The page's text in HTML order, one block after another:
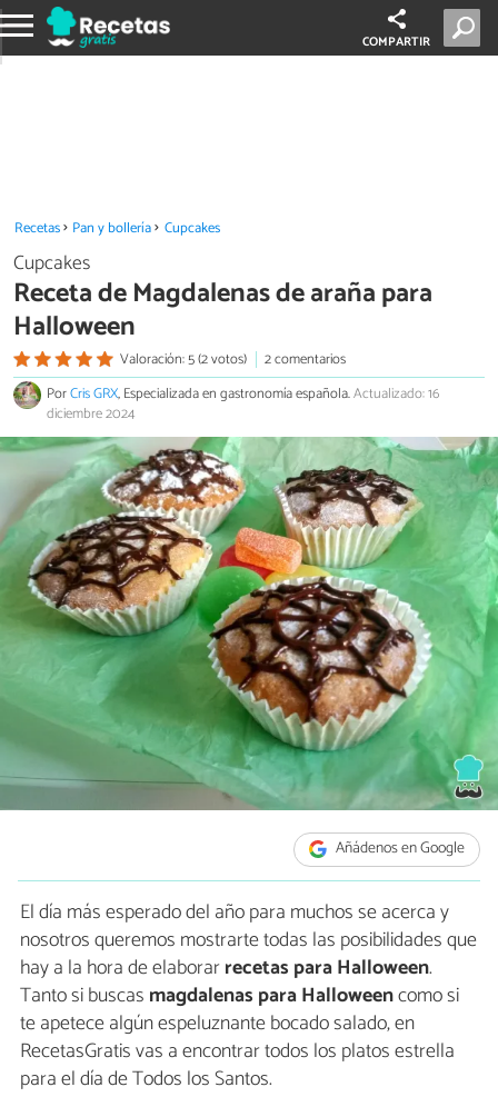
COMPARTIR
Recetas Pan y bollería Cupcakes
Cupcakes
Receta de Magdalenas de araña para
Halloween
Valoración: 5 (2 votos)
2 comentarios
PorCris GRX, Especializada en gastronomía española.Actualizado: 16
diciembre 2024
Añádenos en Google
El día más esperado del año para muchos se acerca y
nosotros queremos mostrarte todas las posibilidades que
hay a la hora de elaborarrecetas para Halloween.
Tanto si buscas magdalenas para Halloweencomo si
te apetece algún espeluznante bocado salado, en
RecetasGratis vas a encontrar todos los platos estrella
para el día de Todos los Santos.